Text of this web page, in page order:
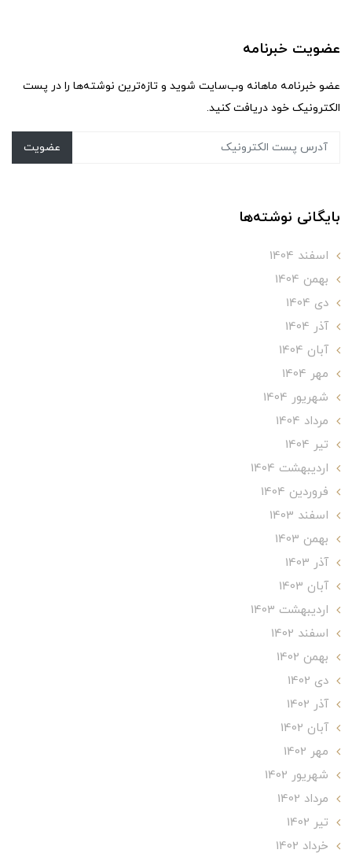
عضویت خبرنامه
عضو خبرنامه ماهانه وب‌سایت شوید و تازه‌ترین نوشته‌ها را در پست
الکترونیک خود دریافت کنید.
عضویت
بایگانی نوشته‌ها
اسفند 1404
بهمن 1404
دی 1404
آذر 1404
آبان 1404
مهر 1404
شهریور 1404
مرداد 1404
تير 1404
ارديبهشت 1404
فروردین 1404
اسفند 1403
بهمن 1403
آذر 1403
آبان 1403
ارديبهشت 1403
اسفند 1402
بهمن 1402
دی 1402
آذر 1402
آبان 1402
مهر 1402
شهریور 1402
مرداد 1402
تير 1402
خرداد 1402